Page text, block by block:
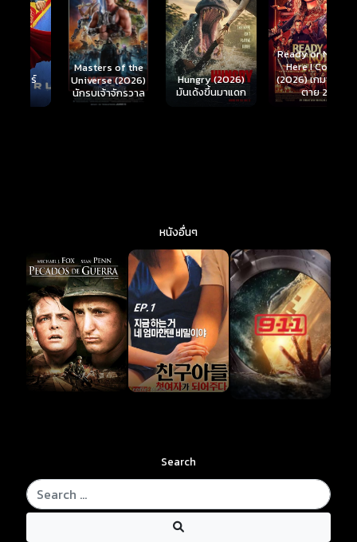
Masters of the
Universe (2026)
นักรบเจ้าจักรวาล
Hungry (2026)
มันเด้งขึ้นมาแดก
Ready or Not 2:
Here I Come
(2026) เกมพร้อม
ตาย 2
หนังอื่นๆ
Search